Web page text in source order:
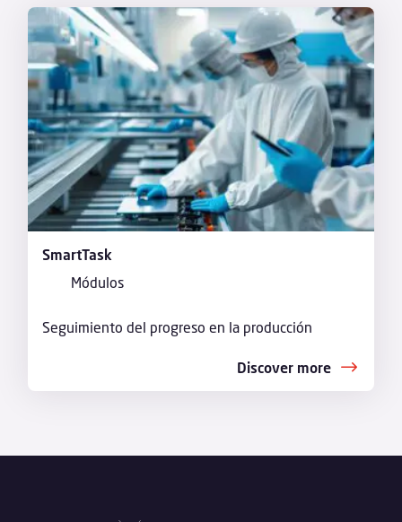
SmartTask
Módulos
Seguimiento del progreso en la producción
Discover more